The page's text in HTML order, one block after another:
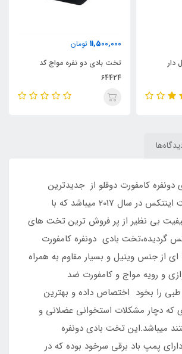
دار
11,500,000 تومان
تخت بادی دو نفره مواج کد
64424
کامفورت دوقلو از جدیدترین
محصوالات شرکت اینتکس در سال 2017 میباشد که با
بی نظیر از پر فروش ترین تخت های
گردیده،تخت بادی دونفره کامفورت
ای از جنس وینیل و بسیار مقاوم به همراه
و رویه مواج و کامفورت ضد
طبی را بخود اختصاص داده و بهترین
که دچار مشکلات استخوانی عضلانی و
میباشد.این تخت بادی دونفره
پمپ باد برقی سرخود بوده که در